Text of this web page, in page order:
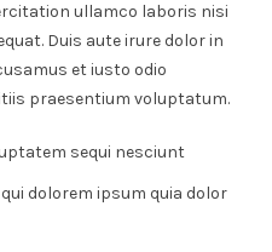
ullamco laboris nisi
Duis aute irure dolor in
et iusto odio
praesentium voluptatum.
sequi nesciunt
dolorem ipsum quia dolor